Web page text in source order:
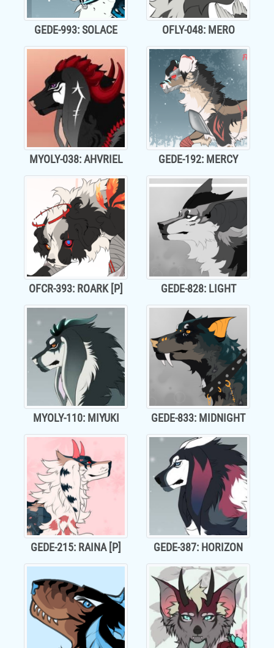
GEDE-993: SOLACE OFLY-048: MERO
MYOLY-038: AHVRIEL GEDE-192: MERCY
OFCR-393: ROARK [P] GEDE-828: LIGHT
MYOLY-110: MIYUKI GEDE-833: MIDNIGHT
GEDE-215: RAINA [P] GEDE-387: HORIZON